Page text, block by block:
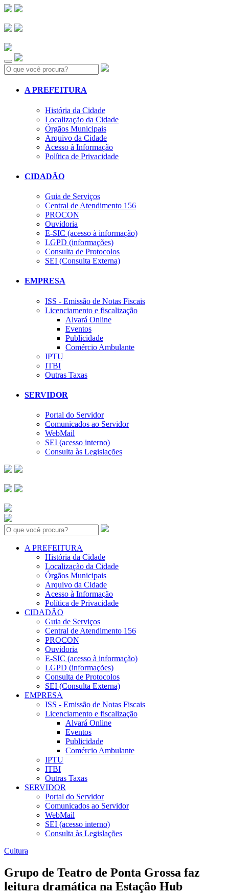
Search:
A PREFEITURA
História da Cidade
Localização da Cidade
Órgãos Municipais
Arquivo da Cidade
Acesso à Informação
Política de Privacidade
CIDADÃO
Guia de Serviços
Central de Atendimento 156
PROCON
Ouvidoria
E-SIC (acesso à informação)
LGPD (informações)
Consulta de Protocolos
SEI (Consulta Externa)
EMPRESA
ISS - Emissão de Notas Fiscais
Licenciamento e fiscalização
Alvará Online
Eventos
Publicidade
Comércio Ambulante
IPTU
ITBI
Outras Taxas
SERVIDOR
Portal do Servidor
Comunicados ao Servidor
WebMail
SEI (acesso interno)
Consulta às Legislações
Search:
A PREFEITURA
História da Cidade
Localização da Cidade
Órgãos Municipais
Arquivo da Cidade
Acesso à Informação
Política de Privacidade
CIDADÃO
Guia de Serviços
Central de Atendimento 156
PROCON
Ouvidoria
E-SIC (acesso à informação)
LGPD (informações)
Consulta de Protocolos
SEI (Consulta Externa)
EMPRESA
ISS - Emissão de Notas Fiscais
Licenciamento e fiscalização
Alvará Online
Eventos
Publicidade
Comércio Ambulante
IPTU
ITBI
Outras Taxas
SERVIDOR
Portal do Servidor
Comunicados ao Servidor
WebMail
SEI (acesso interno)
Consulta às Legislações
Cultura
Grupo de Teatro de Ponta Grossa faz
leitura dramática na Estação Hub